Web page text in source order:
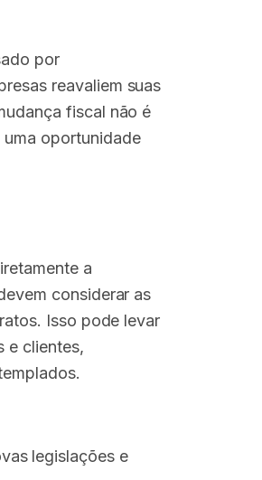
por
reavaliem suas
fiscal não é
oportunidade
a
considerar as
Isso pode levar
e clientes,
legislações e